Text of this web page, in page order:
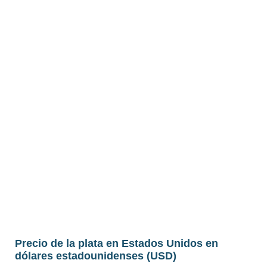
Precio de la plata en Estados Unidos en
dólares estadounidenses (USD)